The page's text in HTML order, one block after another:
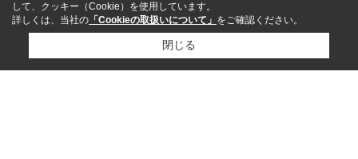
して、クッキー（Cookie）を使用しています。
詳しくは、当社の 「Cookieの取扱いについて」 をご確認ください。
閉じる